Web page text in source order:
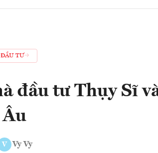
ĐẦU TƯ
đầu tư Thụy Sĩ
Âu
V Vy Vy